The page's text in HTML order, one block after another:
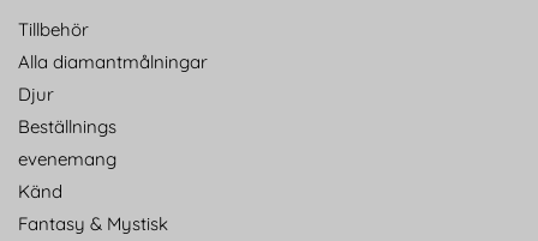
Tillbehör
Alla diamantmålningar
Djur
Beställnings
evenemang
Känd
Fantasy & Mystisk